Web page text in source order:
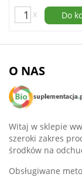
x Do
O NAS
Witaj w sklepie
szeroki zakres
środków na
Obsługiwane